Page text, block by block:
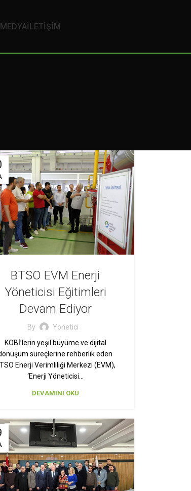
MEDYAİLETİŞİM
BTSO EVM Enerji
Yöneticisi Eğitimleri
Devam Ediyor
By
Yonetici
KOBİ’lerin yeşil büyüme ve dijital
süreçlerine rehberlik eden
Enerji Verimliliği Merkezi (EVM),
‘Enerji Yöneticisi…
DEVAMINI OKU